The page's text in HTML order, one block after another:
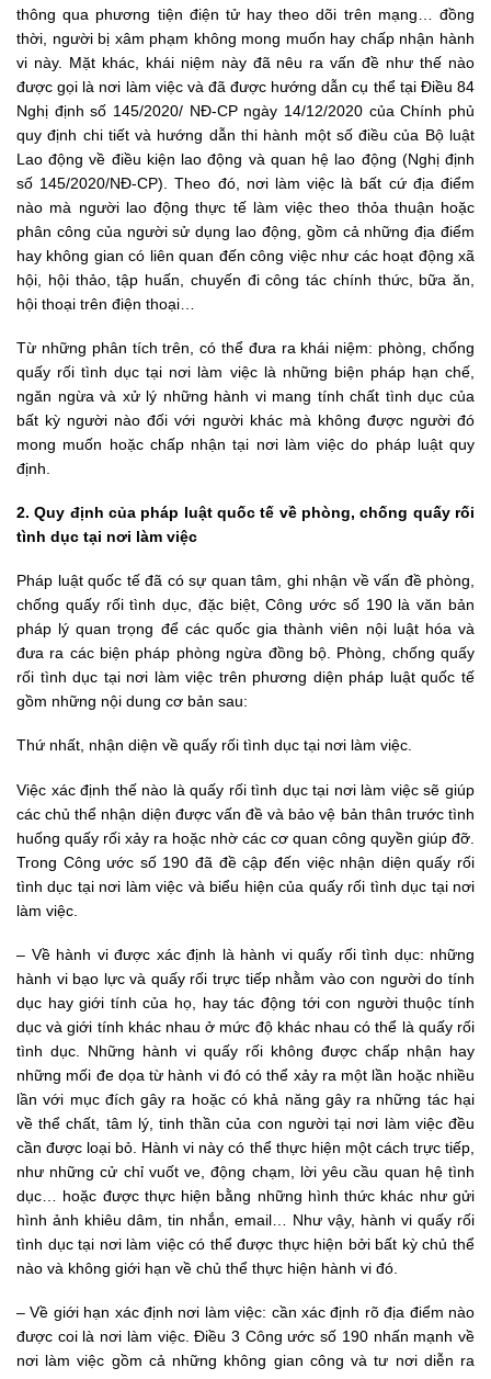
thông qua phương tiện điện tử hay theo dõi trên mạng… đồng
thời, người bị xâm phạm không mong muốn hay chấp nhận hành
vi này. Mặt khác, khái niệm này đã nêu ra vấn đề như thế nào
được gọi là nơi làm việc và đã được hướng dẫn cụ thể tại Điều 84
Nghị định số 145/2020/ NĐ-CP ngày 14/12/2020 của Chính phủ
quy định chi tiết và hướng dẫn thi hành một số điều của Bộ luật
Lao động về điều kiện lao động và quan hệ lao động (Nghị định
số 145/2020/NĐ-CP). Theo đó, nơi làm việc là bất cứ địa điểm
nào mà người lao động thực tế làm việc theo thỏa thuận hoặc
phân công của người sử dụng lao động, gồm cả những địa điểm
hay không gian có liên quan đến công việc như các hoạt động xã
hội, hội thảo, tập huấn, chuyến đi công tác chính thức, bữa ăn,
hội thoại trên điện thoại…
Từ những phân tích trên, có thể đưa ra khái niệm: phòng, chống
quấy rối tình dục tại nơi làm việc là những biện pháp hạn chế,
ngăn ngừa và xử lý những hành vi mang tính chất tình dục của
bất kỳ người nào đối với người khác mà không được người đó
mong muốn hoặc chấp nhận tại nơi làm việc do pháp luật quy
định.
2. Quy định của pháp luật quốc tế về phòng, chống quấy rối
tình dục tại nơi làm việc
Pháp luật quốc tế đã có sự quan tâm, ghi nhận về vấn đề phòng,
chống quấy rối tình dục, đặc biệt, Công ước số 190 là văn bản
pháp lý quan trọng để các quốc gia thành viên nội luật hóa và
đưa ra các biện pháp phòng ngừa đồng bộ. Phòng, chống quấy
rối tình dục tại nơi làm việc trên phương diện pháp luật quốc tế
gồm những nội dung cơ bản sau:
Thứ nhất, nhận diện về quấy rối tình dục tại nơi làm việc.
Việc xác định thế nào là quấy rối tình dục tại nơi làm việc sẽ giúp
các chủ thể nhận diện được vấn đề và bảo vệ bản thân trước tình
huống quấy rối xảy ra hoặc nhờ các cơ quan công quyền giúp đỡ.
Trong Công ước số 190 đã đề cập đến việc nhận diện quấy rối
tình dục tại nơi làm việc và biểu hiện của quấy rối tình dục tại nơi
làm việc.
– Về hành vi được xác định là hành vi quấy rối tình dục: những
hành vi bạo lực và quấy rối trực tiếp nhằm vào con người do tính
dục hay giới tính của họ, hay tác động tới con người thuộc tính
dục và giới tính khác nhau ở mức độ khác nhau có thể là quấy rối
tình dục. Những hành vi quấy rối không được chấp nhận hay
những mối đe dọa từ hành vi đó có thể xảy ra một lần hoặc nhiều
lần với mục đích gây ra hoặc có khả năng gây ra những tác hại
về thể chất, tâm lý, tinh thần của con người tại nơi làm việc đều
cần được loại bỏ. Hành vi này có thể thực hiện một cách trực tiếp,
như những cử chỉ vuốt ve, động chạm, lời yêu cầu quan hệ tình
dục… hoặc được thực hiện bằng những hình thức khác như gửi
hình ảnh khiêu dâm, tin nhắn, email… Như vậy, hành vi quấy rối
tình dục tại nơi làm việc có thể được thực hiện bởi bất kỳ chủ thể
nào và không giới hạn về chủ thể thực hiện hành vi đó.
– Về giới hạn xác định nơi làm việc: cần xác định rõ địa điểm nào
được coi là nơi làm việc. Điều 3 Công ước số 190 nhấn mạnh về
nơi làm việc gồm cả những không gian công và tư nơi diễn ra